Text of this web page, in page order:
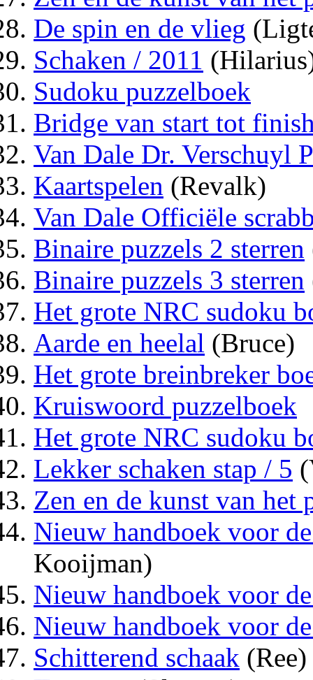
De spin en de vlieg
Schaken / 2011
Sudoku puzzelboek
Bridge van start tot
Van Dale Dr. Verschuyl
Kaartspelen (Revalk)
Van Dale Officiële
Binaire puzzels 2 sterren
Binaire puzzels 3 sterren
Het grote NRC sudoku
Aarde en heelal (Bruce)
Het grote breinbreker
Kruiswoord puzzelboek
Het grote NRC sudoku
Lekker schaken stap / 5
Zen en de kunst van het
Nieuw handboek voor
Kooijman)
Nieuw handboek voor
Nieuw handboek voor
Schitterend schaak (Ree)